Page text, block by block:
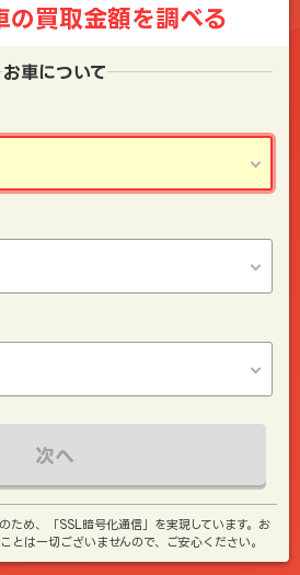
の買取金額を調べる
お車について
次へ
ため、「SSL暗号化通信」を実現しています。お
とは一切ございませんので、ご安心ください。